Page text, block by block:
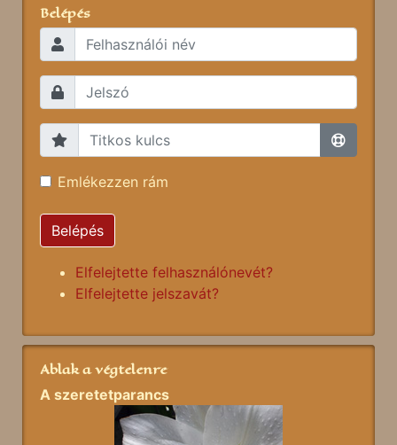
Belépés
Emlékezzen rám
Belépés
Elfelejtette felhasználónevét?
Elfelejtette jelszavát?
Ablak a végtelenre
A szeretetparancs